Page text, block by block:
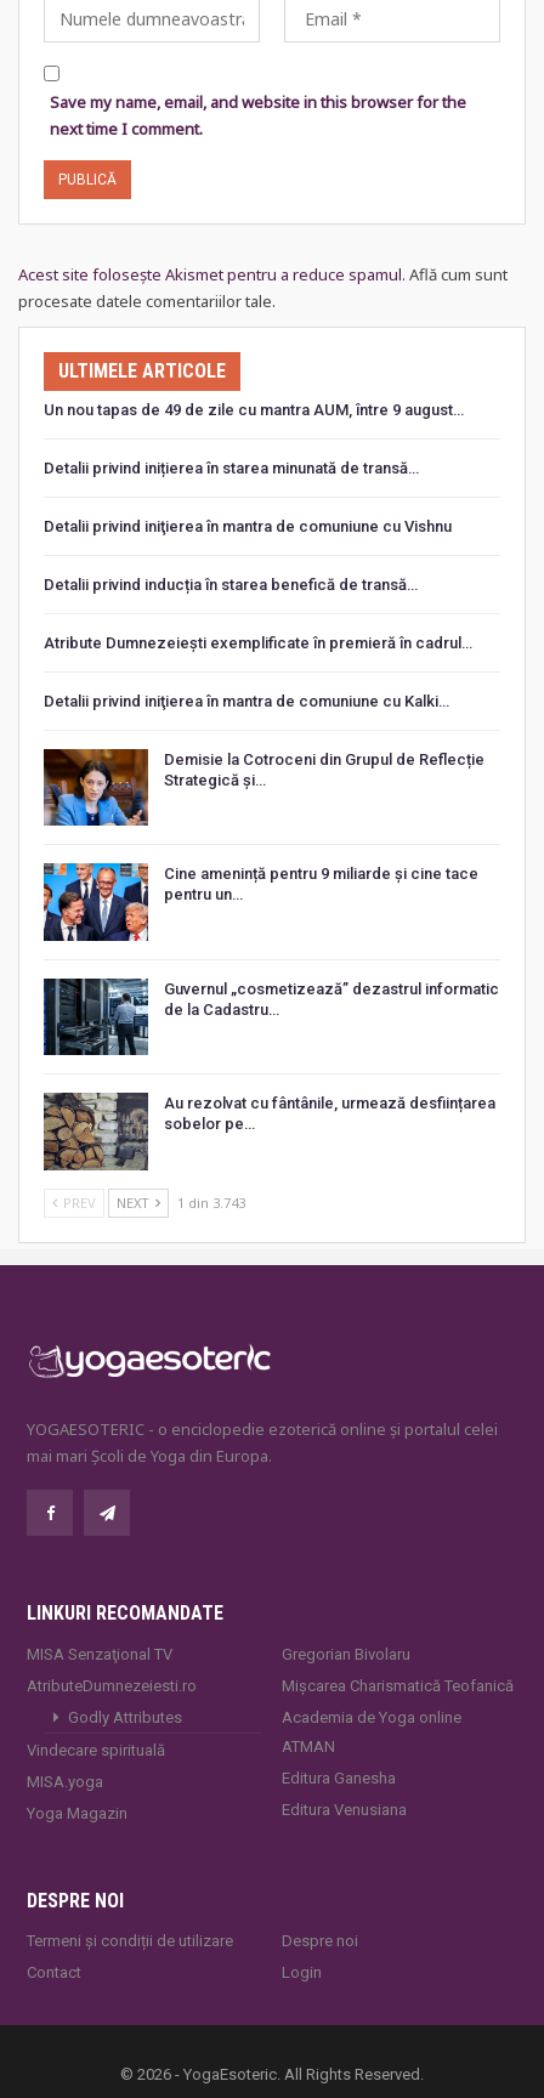
Save my name, email, and website in this browser for the
next time I comment.
Acest site folosește Akismet pentru a reduce spamul. Află cum sunt
procesate datele comentariilor tale.
ULTIMELE ARTICOLE
Un nou tapas de 49 de zile cu mantra AUM, între 9 august…
Detalii privind inițierea în starea minunată de transă…
Detalii privind iniţierea în mantra de comuniune cu Vishnu
Detalii privind inducția în starea benefică de transă…
Atribute Dumnezeiești exemplificate în premieră în cadrul…
Detalii privind iniţierea în mantra de comuniune cu Kalki…
Demisie la Cotroceni din Grupul de Reflecție
Strategică și…
Cine amenință pentru 9 miliarde și cine tace
pentru un…
Guvernul „cosmetizează” dezastrul informatic
de la Cadastru…
Au rezolvat cu fântânile, urmează desființarea
sobelor pe…
PREV NEXT 1 din 3.743
YOGAESOTERIC - o enciclopedie ezoterică online și portalul celei
mai mari Școli de Yoga din Europa.
LINKURI RECOMANDATE
MISA Senzaţional TV
AtributeDumnezeiesti.ro
Godly Attributes
Vindecare spirituală
MISA.yoga
Yoga Magazin
Gregorian Bivolaru
Mișcarea Charismatică Teofanică
Academia de Yoga online
ATMAN
Editura Ganesha
Editura Venusiana
DESPRE NOI
Termeni și condiții de utilizare
Contact
Despre noi
Login
© 2026 - YogaEsoteric. All Rights Reserved.